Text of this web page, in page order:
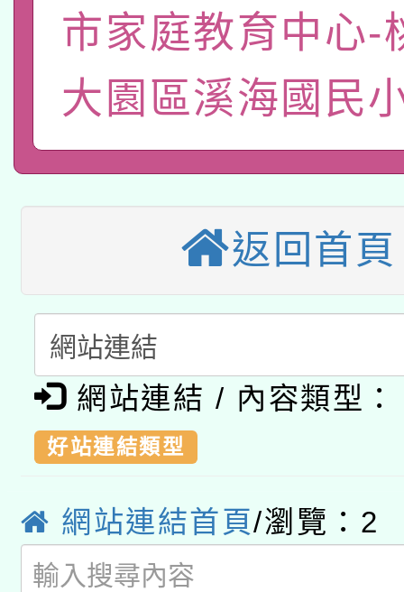
pilot」
有關大陸委員會函釋公
薪期間赴陸應申請許可
轉知經濟部水利署委託
業技術研究院辦理「
用水績優單位及節水達
115年8月22日(星期六
桃園市孔廟祈福系列
本校115學年度第2次
招甄選結果公告(無人
招)
適應運動共學行動站研
本館辦理115年度閱讀
暨閱讀推動專業研習
科技賦能─人工智慧
礎課程
A3數位素養講師名單
「數位內容與教學軟體
薪期間赴陸應申請許可
轉知經濟部水利署委託
業技術研究院辦理「
115年8月22日(星期六
市家庭教育中心-
大園區溪海國民
返回首頁
網站連結 / 內容類型：
好站連結類型
網站連結首頁/瀏覽： 2